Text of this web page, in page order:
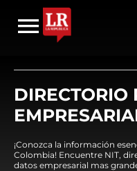
DIRECTORIO
¡Conozca la información
Colombia! Encuentre NIT,
datos empresarial mas